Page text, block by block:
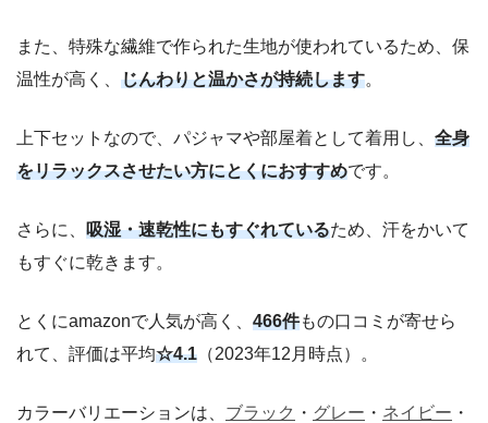
また、特殊な繊維で作られた生地が使われているため、保
温性が高く、 じんわりと温かさが持続します。
上下セットなので、パジャマや部屋着として着用し、 全身
をリラックスさせたい方にとくにおすすめです。
さらに、 吸湿・速乾性にもすぐれているため、汗をかいて
もすぐに乾きます。
とくにamazonで人気が高く、 466件もの口コミが寄せら
れて、評価は平均☆4.1 （2023年12月時点）。
カラーバリエーションは、 ブラック ・ グレー ・ ネイビー ・